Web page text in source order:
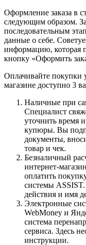
Оформление заказа в
следующим образом.
последовательным
данные о себе.
информацию, которая
кнопку «Оформить
Оплачивайте покупки
магазине доступно 3
Наличные при
Специалист
уточнить время
купюры. Вы
документы,
товар и чек.
Безналичный
интернет-
оплатить
системы
действия и имя
Электронные
WebMoney и
система
сервиса. Здесь
инструкции.